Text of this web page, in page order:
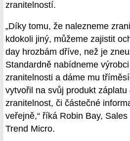
zranitelností.
„Díky tomu, že nalezneme
kdokoli jiný, můžeme zajistit
day hrozbám dříve, než je
Standardně nabídneme
zranitelnosti a dáme mu
vytvořil na svůj produkt záplatu
zranitelnost, či částečné
veřejně,“ říká Robin Bay,
Trend Micro.